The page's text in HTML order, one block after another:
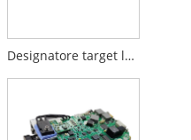
Designatore target laser da 40mj 1064nm